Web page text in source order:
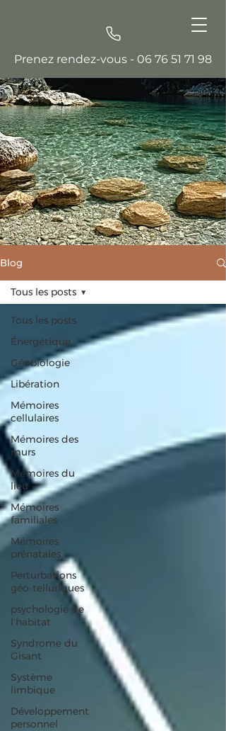
Prenez rendez-vous - 06 76 51 71 98
Blog
Tous les posts
Énergétique
Géobiologie
Libération
Mémoires
cellulaires
Mémoires des
murs
Mémoires du
lieu
Mémoires
familiales
Mémoires
prénatales
Perturbations
géo-telluriques
psychologie de
l'habitat
Syndrome du
Gisant
Système
limbique
Développement
personnel
Tous les posts